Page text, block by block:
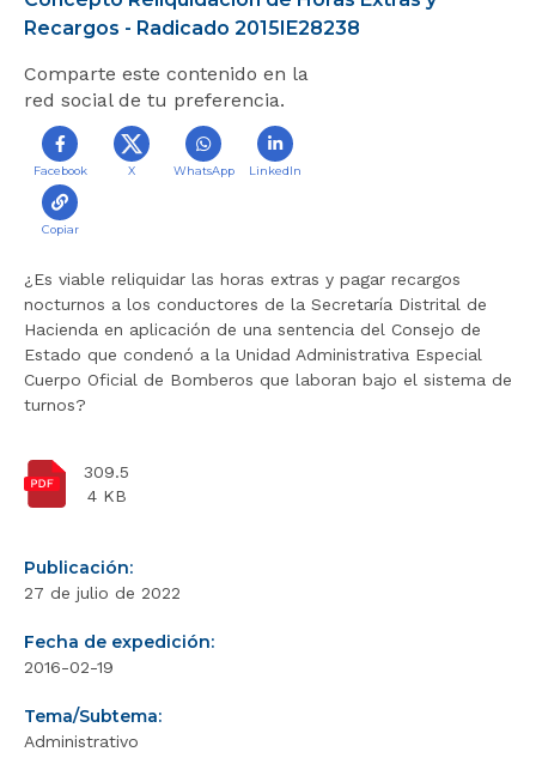
r
l
i
c
Recargos - Radicado 2015IE28238
Comparte este contenido en la
red social de tu preferencia.
Facebook X WhatsApp LinkedIn
Copiar
¿Es viable reliquidar las horas extras y pagar recargos
nocturnos a los conductores de la Secretaría Distrital de
Hacienda en aplicación de una sentencia del Consejo de
Estado que condenó a la Unidad Administrativa Especial
Cuerpo Oficial de Bomberos que laboran bajo el sistema de
turnos?
309.5
4 KB
Publicación:
27 de julio de 2022
Fecha de expedición:
2016-02-19
Tema/Subtema:
Administrativo